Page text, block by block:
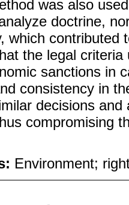
was also
doctrine,
which
the legal
sanctions in
consistency in
decisions
compromising
Environment;